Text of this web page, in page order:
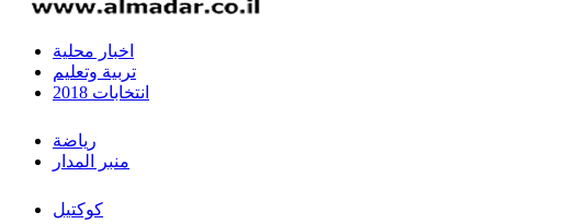
اخبار محلية
تربية وتعليم
انتخابات 2018
رياضة
منبر المدار
كوكتيل